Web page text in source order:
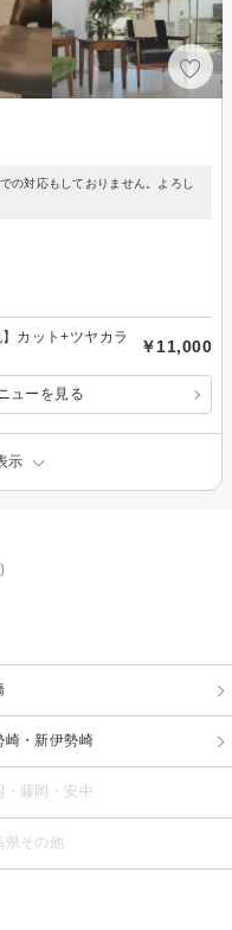
の対応もしておりません。よろし
カット+ツヤカラ
￥11,000
ューを見る
示
崎・新伊勢崎
・藤岡・安中
県その他